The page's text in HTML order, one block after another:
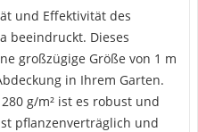
und Effektivität des
beeindruckt. Dieses
großzügige Größe von 1 m
in Ihrem Garten.
g/m² ist es robust und
pflanzenverträglich und